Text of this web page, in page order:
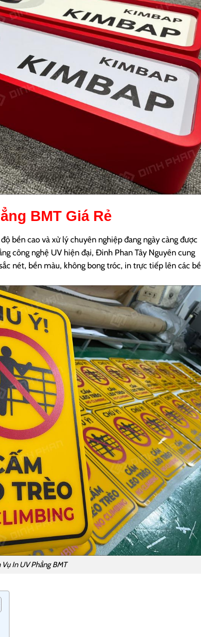
BMT Giá Rẻ
bền cao và xử lý chuyên nghiệp đang ngày càng được
công nghệ UV hiện đại, Đinh Phan Tây Nguyên cung
nét, bền màu, không bong tróc, in trực tiếp lên các bề
Vụ In UV Phẳng BMT